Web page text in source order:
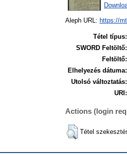
Aleph URL: https://
Tétel típus:
SWORD Feltöltő:
Feltöltő:
Elhelyezés dátuma:
Utolsó változtatás:
URI:
Actions (login
Tétel